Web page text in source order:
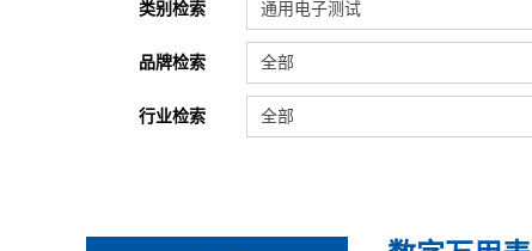
类别检索 通用电子测试
品牌检索 全部
行业检索 全部